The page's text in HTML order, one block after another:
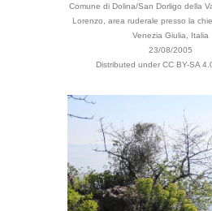
Comune di Dolina/San Dorligo della
Lorenzo, area ruderale presso la
Venezia Giulia, Italia
23/08/2005
Distributed under CC BY-SA